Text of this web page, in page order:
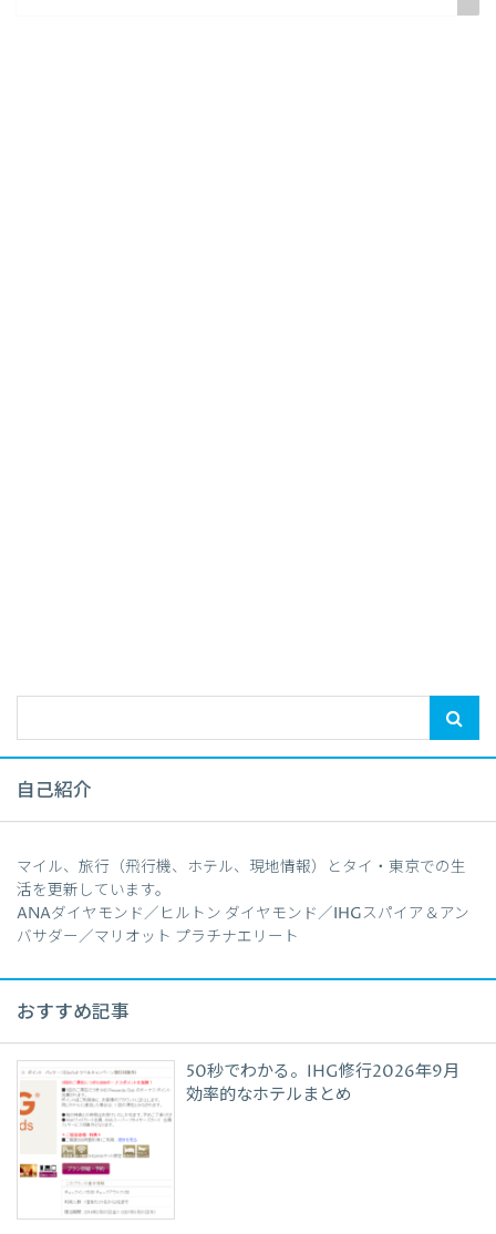
自己紹介
マイル、旅行（飛行機、ホテル、現地情報）とタイ・東京での生
活を更新しています。
ANAダイヤモンド／ヒルトン ダイヤモンド／IHGスパイア＆アン
バサダー／マリオット プラチナエリート
おすすめ記事
50秒でわかる。IHG修行2026年9月
効率的なホテルまとめ